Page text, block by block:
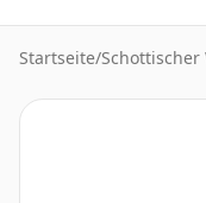
Startseite/Schottischer